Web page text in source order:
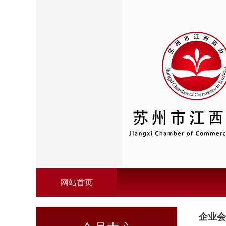
网站首页
企业